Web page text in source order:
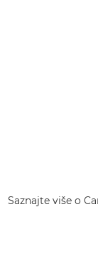
Saznajte više o